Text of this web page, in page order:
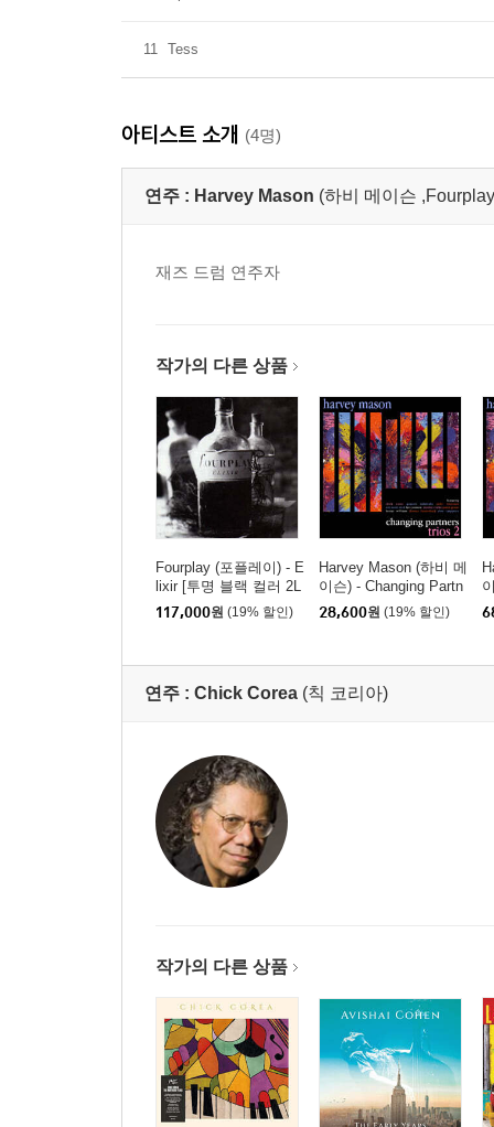
11 Tess
아티스트 소개 (4명)
연주 : Harvey Mason (하비 메이슨
재즈 드럼 연주자
작가의 다른 상품
Fourplay (포플레이) - E
lixir [투명 블랙 컬러 2L
P]
117,000원 (19% 할인)
Harvey Mason (하비 메
이슨) - Changing Partn
ers - Trios 2
28,600원 (19% 할인)
연주 : Chick Corea (칙 코리아)
작가의 다른 상품